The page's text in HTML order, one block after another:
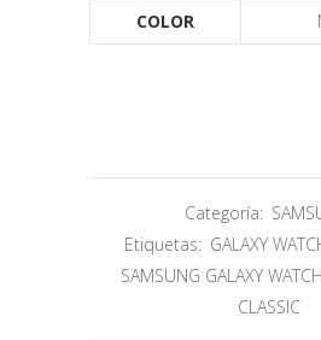
COLOR
Categoría:
Etiquetas: GALAXY
SAMSUNG GALAXY
CLASSIC